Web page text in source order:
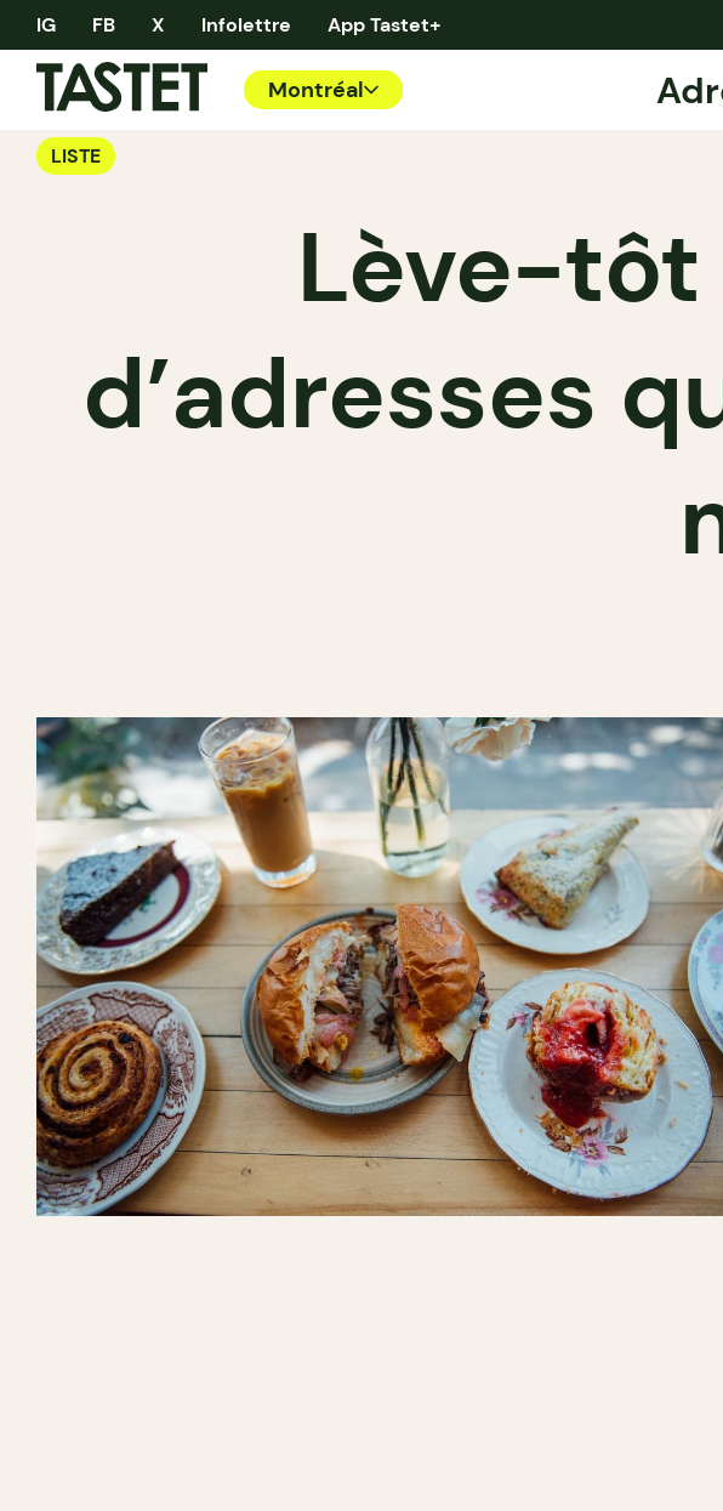
IG FB X Infolettre App Tastet+
Montréal
LISTE
Lève-tôt
d’adresses